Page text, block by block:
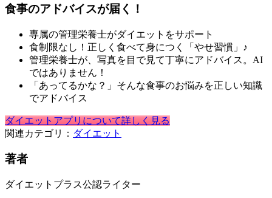
食事のアドバイスが届く！
専属の管理栄養士がダイエットをサポート
食制限なし！正しく食べて身につく「やせ習慣」♪
管理栄養士が、写真を目で見て丁寧にアドバイス。AI
ではありません！
「あってるかな？」そんな食事のお悩みを正しい知識
でアドバイス
ダイエットアプリについて詳しく見る
関連カテゴリ： ダイエット
著者
ダイエットプラス公認ライター